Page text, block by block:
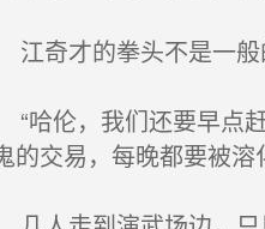
江奇才的拳头不是一般
“哈伦，我们还要早点
的交易，每晚都要被溶